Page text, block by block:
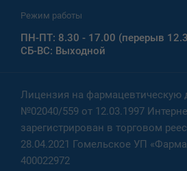
Режим работы
ПН-ПТ: 8.30 - 17.00 (перерыв
СБ-ВС: Выходной
Лицензия на фармацевтическую
№02040/559 от 12.03.1997
зарегистрирован в торговом
28.04.2021 Гомельское УП
400022972